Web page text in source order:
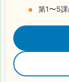
第1〜5